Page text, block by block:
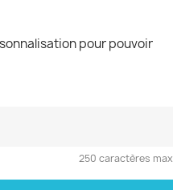
pour pouvoir
250 caractères max